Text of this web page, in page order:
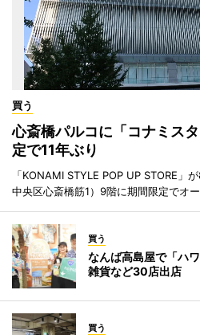
買う
心斎橋パルコに「コナミス
定で11年ぶり
「KONAMI STYLE POP UP STORE」
中央区心斎橋筋1）9階に期間限定でオー
買う
なんば高島屋で「ハ
雑貨など30店出店
買う